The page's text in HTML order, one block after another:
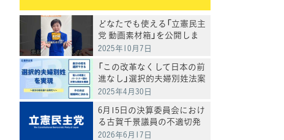
どなたでも使える「立憲民主
党 動画素材箱」を公開しま
した
2025年10月7日
「この改革なくして日本の前
進なし」選択的夫婦別姓法案
を提出
2025年4月30日
6月15日の決算委員会におけ
る古賀千景議員の不適切発
言と処分について
2026年6月17日